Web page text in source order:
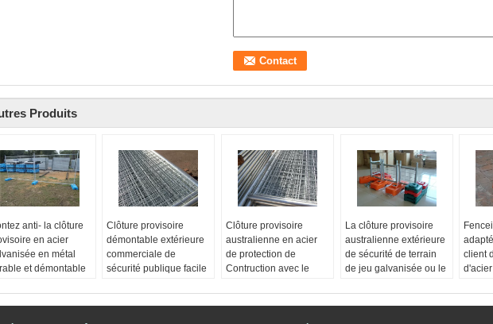
Produits
anti- la clôture
en acier
en métal
et démontable
provisoire de
Clôture provisoire
démontable extérieure
commerciale de
sécurité publique facile
Matériel d'armature:
Clôture provisoire
australienne en acier
de protection de
Contruction avec le
Nom de Porduct ::
La clôture provisoire
australienne extérieure
de sécurité de terrain
de jeu galvanisée ou le
Type de matériel:
client